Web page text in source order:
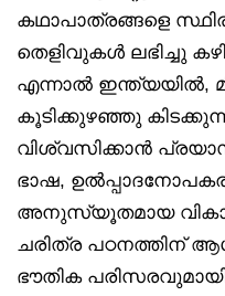
കഥാപാത്രങ്ങളെ
തെളിവുകൾ ലഭിച്ചു
എന്നാൽ ഇന്ത്യയിൽ,
കൂടിക്കുഴഞ്ഞു
വിശ്വസിക്കാൻ
ഭാഷ,
അനുസ്യൂതമായ
ചരിത്ര പഠനത്തിന്
ഭൗതിക